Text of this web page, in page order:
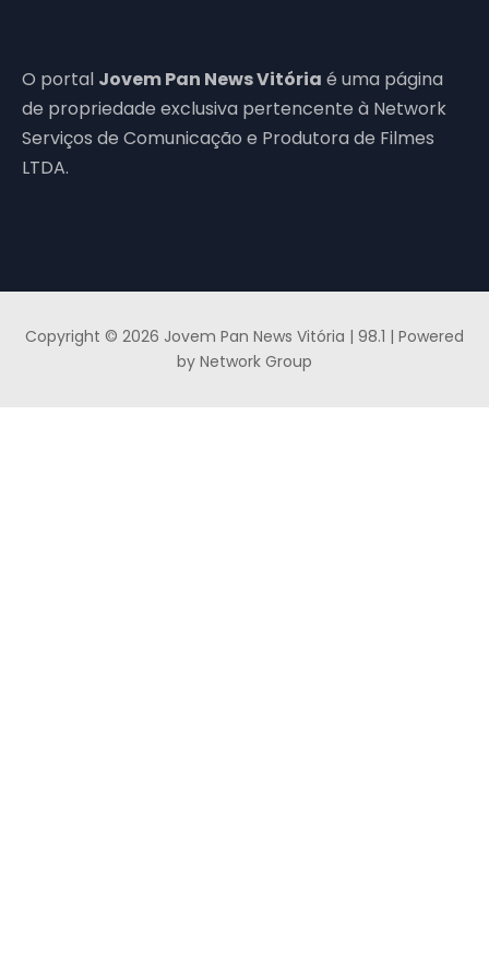
O portal Jovem Pan News Vitória é uma página
de propriedade exclusiva pertencente à Network
Serviços de Comunicação e Produtora de Filmes
LTDA.
Copyright © 2026 Jovem Pan News Vitória | 98.1 | Powered
by Network Group